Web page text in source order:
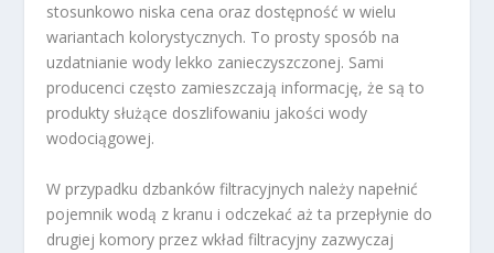
stosunkowo niska cena oraz dostępność w wielu
wariantach kolorystycznych. To prosty sposób na
uzdatnianie wody lekko zanieczyszczonej. Sami
producenci często zamieszczają informację, że są to
produkty służące doszlifowaniu jakości wody
wodociągowej.
W przypadku dzbanków filtracyjnych należy napełnić
pojemnik wodą z kranu i odczekać aż ta przepłynie do
drugiej komory przez wkład filtracyjny zazwyczaj